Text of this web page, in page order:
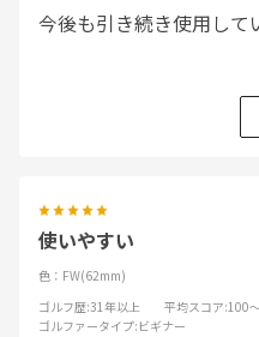
今後も引き続き使用して
使いやすい
色：FW(62mm)
ゴルフ歴:31年以上 平均スコア:100
ゴルファータイプ:ビギナー